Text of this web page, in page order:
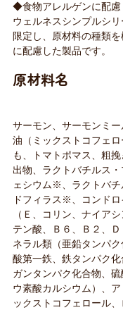
◆食物アレルゲンに配慮
ウェルネスシンプルシ
限定し、原材料の種類
に配慮した製品です。
原材料名
サーモン、サーモンミ
油（ミックストコフェ
も、トマトポマス、粗
出物、ラクトバチルス
ェシウム※、ラクトバ
ドフィラス※、コンド
（Ｅ、コリン、ナイア
テン酸、Ｂ６、Ｂ２、
ネラル類（亜鉛タンパ
酸第一鉄、鉄タンパク
ガンタンパク化合物、
ウ素酸カルシウム）、
ックストコフェロール